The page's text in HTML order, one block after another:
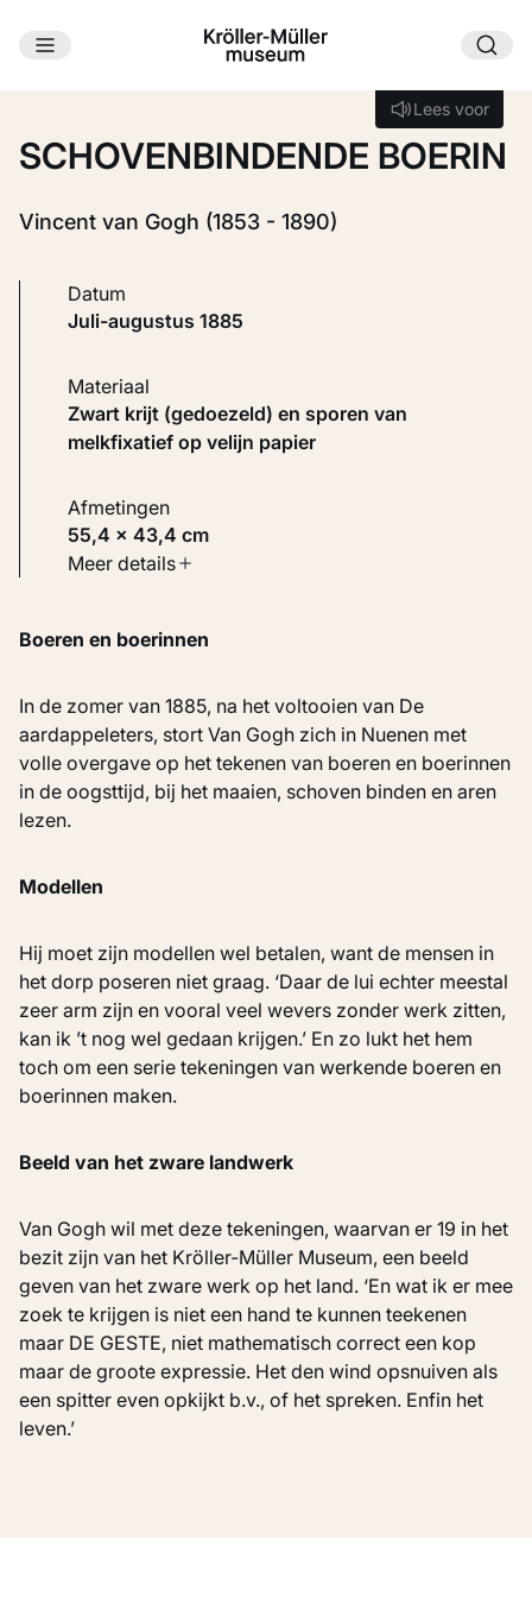
Ga naar hoofdinhoud
Lees voor
Lees voor
SCHOVENBINDENDE BOERIN
Vincent van Gogh (1853 - 1890)
Datum
juli-augustus 1885
Materiaal
Zwart krijt (gedoezeld) en sporen van
melkfixatief op velijn papier
Afmetingen
55,4 × 43,4 cm
Soort werk
Inventarisnummer
Meer details
Boeren en boerinnen
In de zomer van 1885, na het voltooien van De
aardappeleters, stort Van Gogh zich in Nuenen met
volle overgave op het tekenen van boeren en boerinnen
in de oogsttijd, bij het maaien, schoven binden en aren
lezen.
Modellen
Hij moet zijn modellen wel betalen, want de mensen in
het dorp poseren niet graag. ‘Daar de lui echter meestal
zeer arm zijn en vooral veel wevers zonder werk zitten,
kan ik ’t nog wel gedaan krijgen.’ En zo lukt het hem
toch om een serie tekeningen van werkende boeren en
boerinnen maken.
Beeld van het zware landwerk
Van Gogh wil met deze tekeningen, waarvan er 19 in het
bezit zijn van het Kröller-Müller Museum, een beeld
geven van het zware werk op het land. ‘En wat ik er mee
zoek te krijgen is niet een hand te kunnen teekenen
maar DE GESTE, niet mathematisch correct een kop
maar de groote expressie. Het den wind opsnuiven als
een spitter even opkijkt b.v., of het spreken. Enfin het
leven.’